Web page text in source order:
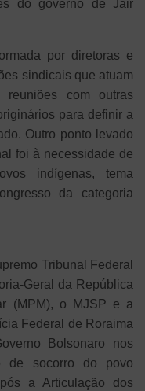
do governo de Jair
por diretoras e
sindicais que atuam
com outras
para definir a
Outro ponto levado
foi à necessidade de
indígenas, tema
da categoria
Tribunal Federal
Geral da República
(MPM), o MJSP e a
Federal de Roraima
Bolsonaro nos
de socorro do povo
a Articulação dos